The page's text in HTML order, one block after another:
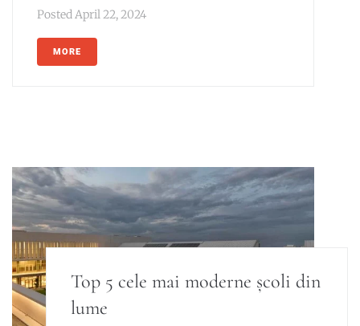
PostedApril 22, 2024
MORE
Top 5 cele mai moderne școli din
lume